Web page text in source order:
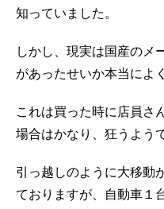
知っていました。
しかし、現実は国産のメ
があったせいか本当によ
これは買った時に店員さ
場合はかなり、狂うよう
引っ越しのように大移動
ておりますが、自動車１